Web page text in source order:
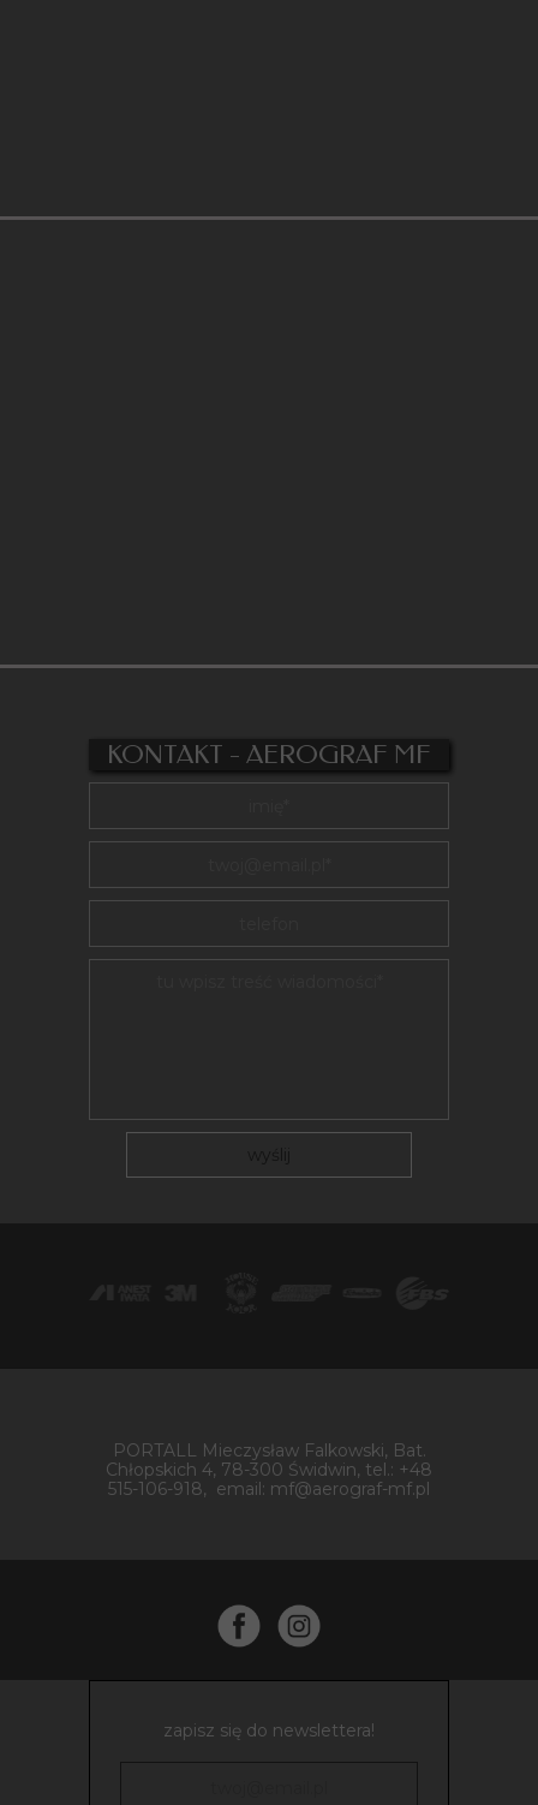
KONTAKT - AEROGRAF MF
PORTALL Mieczysław Falkowski, Bat.
Chłopskich 4, 78-300 Świdwin, tel.: +48
515-106-918, email: mf@aerograf-mf.pl
zapisz się do newslettera!